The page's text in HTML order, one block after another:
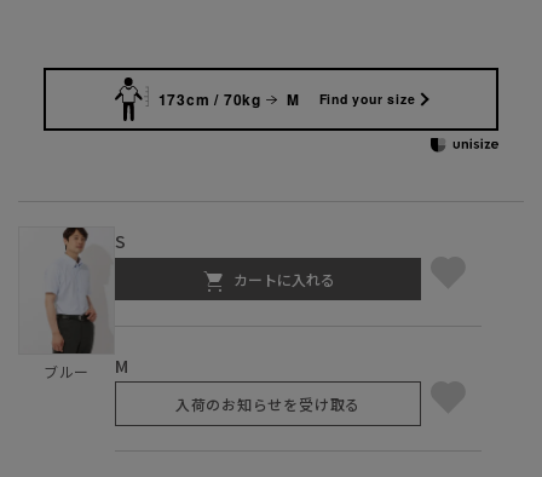
173cm / 70kg M Find your size
ブルー
S
カートに入れる
M
入荷のお知らせを受け取る